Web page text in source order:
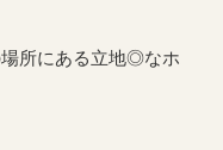
所にある立地◎なホ